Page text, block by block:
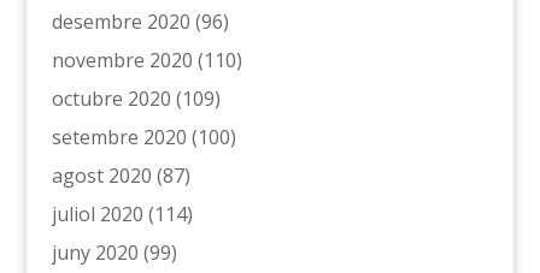
desembre 2020 (96)
novembre 2020 (110)
octubre 2020 (109)
setembre 2020 (100)
agost 2020 (87)
juliol 2020 (114)
juny 2020 (99)